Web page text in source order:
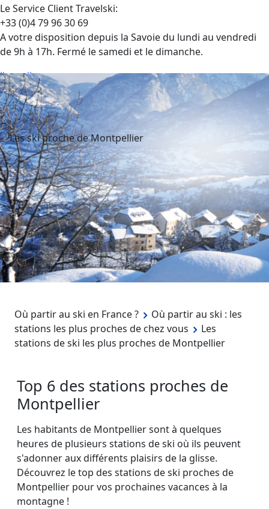
Le Service Client Travelski:
+33 (0)4 79 96 30 69
A votre disposition depuis la Savoie du lundi au vendredi
de 9h à 17h. Fermé le samedi et le dimanche.
J'appelle
Les ski proche de Montpellier
Où partir au ski en France ?
Où partir au ski : les
stations les plus proches de chez vous
Les
stations de ski les plus proches de Montpellier
Top 6 des stations proches de
Montpellier
Les habitants de Montpellier sont à quelques
heures de plusieurs stations de ski où ils peuvent
s'adonner aux différents plaisirs de la glisse.
Découvrez le top des stations de ski proches de
Montpellier pour vos prochaines vacances à la
montagne !